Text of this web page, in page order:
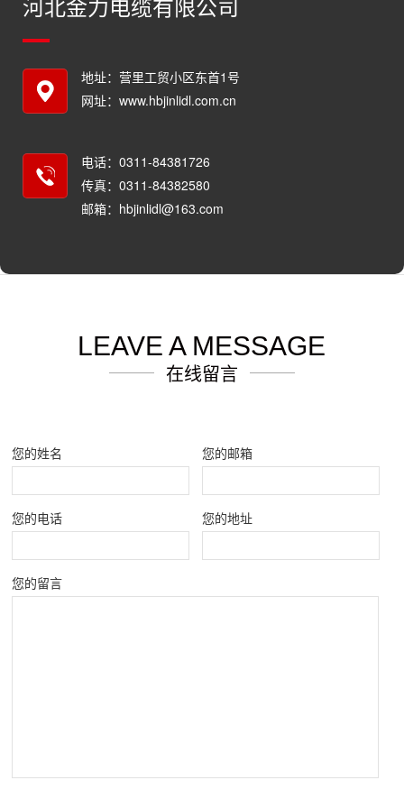
地址：营里工贸小区东首1号
网址：www.hbjinlidl.com.cn
电话：0311-84381726
传真：0311-84382580
邮箱：hbjinlidl@163.com
LEAVE A MESSAGE
在线留言
您的姓名 您的邮箱
您的电话 您的地址
您的留言